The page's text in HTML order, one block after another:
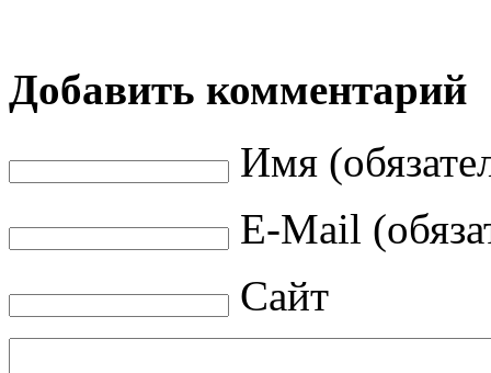
Добавить комментарий
Имя
E-Mail
Сайт